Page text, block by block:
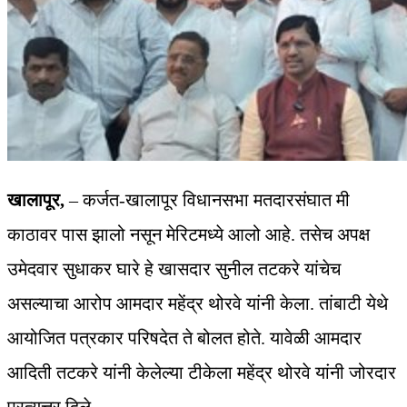
खालापूर,– कर्जत-खालापूर विधानसभा मतदारसंघात मी
काठावर पास झालो नसून मेरिटमध्ये आलो आहे. तसेच अपक्ष
उमेदवार सुधाकर घारे हे खासदार सुनील तटकरे यांचेच
असल्याचा आरोप आमदार महेंद्र थोरवे यांनी केला. तांबाटी येथे
आयोजित पत्रकार परिषदेत ते बोलत होते. यावेळी आमदार
आदिती तटकरे यांनी केलेल्या टीकेला महेंद्र थोरवे यांनी जोरदार